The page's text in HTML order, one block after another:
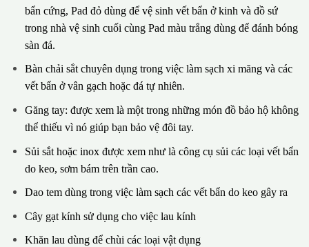
bẩn cứng, Pad đỏ dùng để vệ sinh vết bẩn ở kinh và đồ sứ
trong nhà vệ sinh cuối cùng Pad màu trắng dùng để đánh bóng
sàn đá.
Bàn chải sắt chuyên dụng trong việc làm sạch xi măng và các
vết bẩn ở vân gạch hoặc đá tự nhiên.
Găng tay: được xem là một trong những món đồ bảo hộ không
thể thiếu vì nó giúp bạn bảo vệ đôi tay.
Sủi sắt hoặc inox được xem như là công cụ sủi các loại vết bẩn
do keo, sơm bám trên trần cao.
Dao tem dùng trong việc làm sạch các vết bẩn do keo gây ra
Cây gạt kính sử dụng cho việc lau kính
Khăn lau dùng để chùi các loại vật dụng